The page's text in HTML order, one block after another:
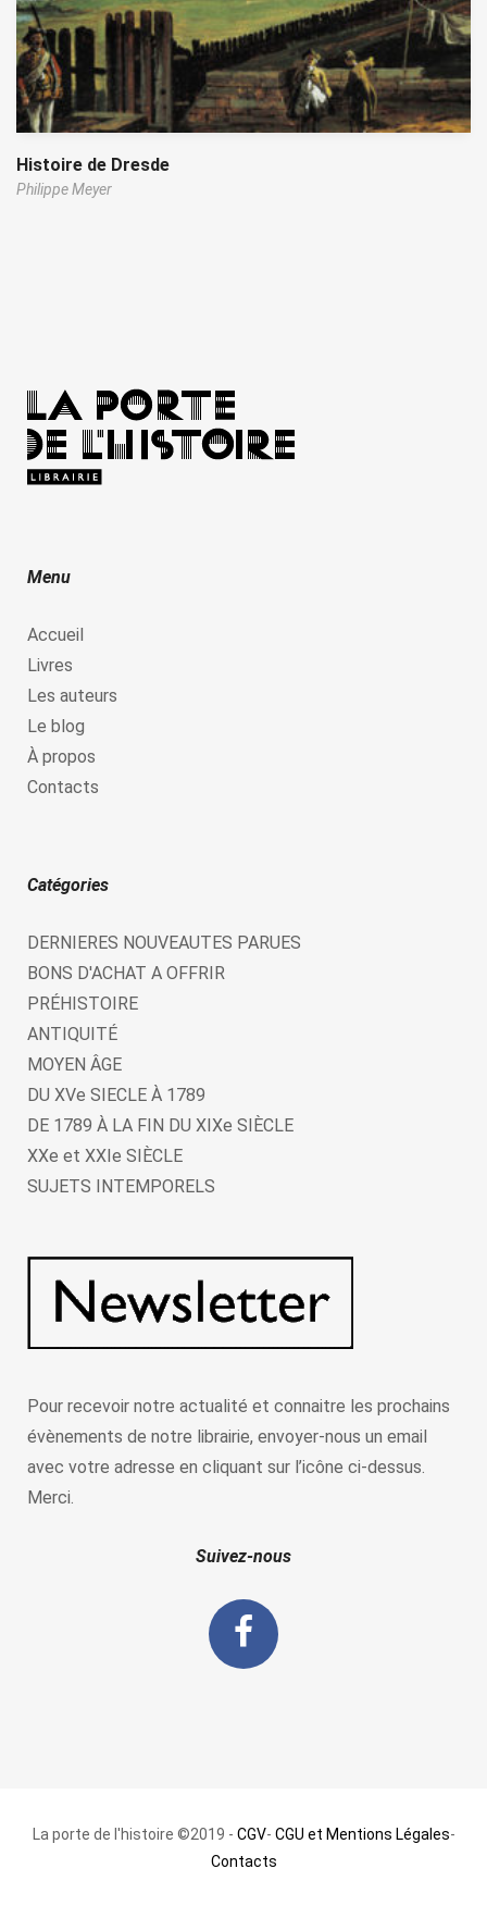
Histoire de Dresde
Philippe Meyer
Menu
Accueil
Livres
Les auteurs
Le blog
À propos
Contacts
Catégories
DERNIERES NOUVEAUTES PARUES
BONS D'ACHAT A OFFRIR
PRÉHISTOIRE
ANTIQUITÉ
MOYEN ÂGE
DU XVe SIECLE À 1789
DE 1789 À LA FIN DU XIXe SIÈCLE
XXe et XXIe SIÈCLE
SUJETS INTEMPORELS
Pour recevoir notre actualité et connaitre les prochains
évènements de notre librairie, envoyer-nous un email
avec votre adresse en cliquant sur l’icône ci-dessus.
Merci.
Suivez-nous
La porte de l'histoire ©2019 - CGV- CGU et Mentions Légales-
Contacts